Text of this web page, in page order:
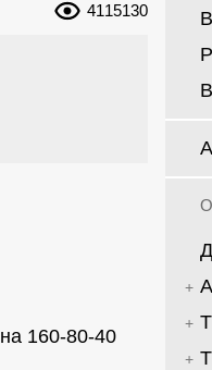
4115130
160-80-40